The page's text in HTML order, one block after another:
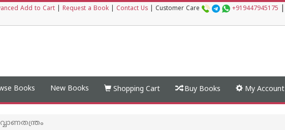
Add to Cart Request a Book Contact Us Customer Care +919447945175
Books New Books Shopping Cart Buy Books My Account